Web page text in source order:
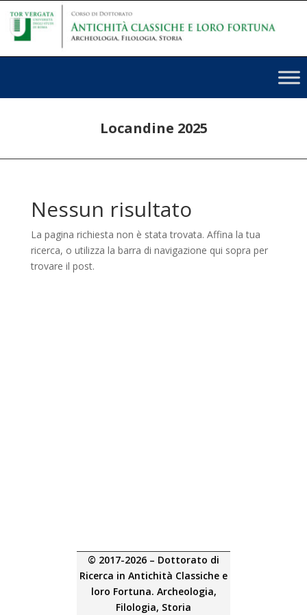
Locandine 2025
Nessun risultato
La pagina richiesta non è stata trovata. Affina la tua
ricerca, o utilizza la barra di navigazione qui sopra per
trovare il post.
© 2017-2026 – Dottorato di
Ricerca in Antichità Classiche e
loro Fortuna. Archeologia,
Filologia, Storia